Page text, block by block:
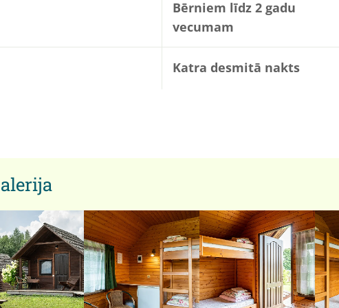
Bērniem līdz 2 gadu
vecumam
Katra desmitā nakts